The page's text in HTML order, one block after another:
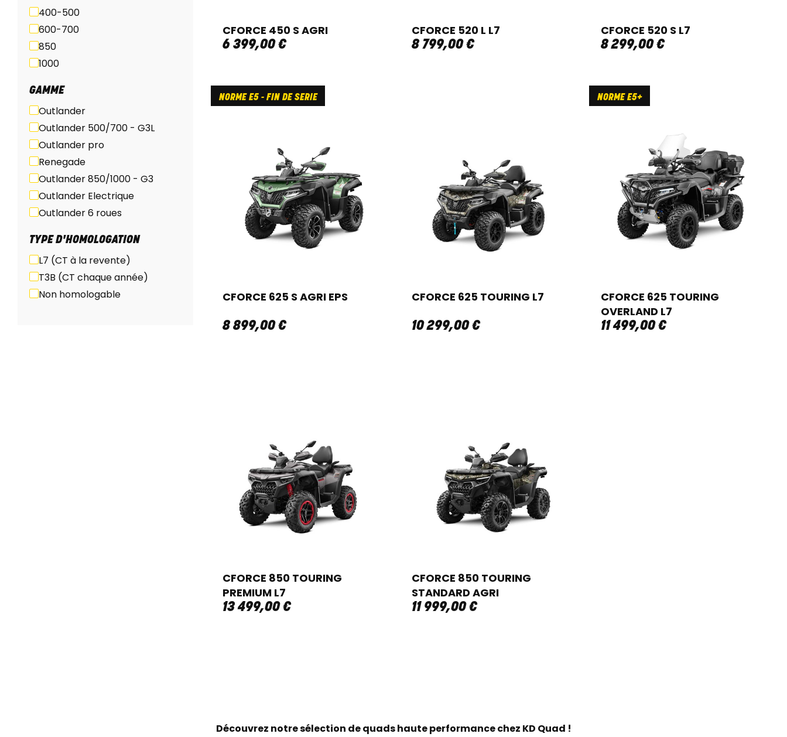
400-500
600-700
850
1000
GAMME
Outlander
Outlander 500/700 - G3L
Outlander pro
Renegade
Outlander 850/1000 - G3
Outlander Electrique
Outlander 6 roues
TYPE D'HOMOLOGATION
L7 (CT à la revente)
T3B (CT chaque année)
Non homologable
CFORCE 450 S AGRI
6 399,00€
CFORCE 520 L L7
8 799,00€
CFORCE 520 S L7
8 299,00€
NORME E5 - FIN DE SERIE
CFORCE 625 S AGRI EPS
8 899,00€
CFORCE 625 TOURING L7
10 299,00€
NORME E5+
CFORCE 625 TOURING
OVERLAND L7
11 499,00€
CFORCE 850 TOURING
PREMIUM L7
13 499,00€
CFORCE 850 TOURING
STANDARD AGRI
11 999,00€
Découvrez notre sélection de quads haute performance chez KD Quad !